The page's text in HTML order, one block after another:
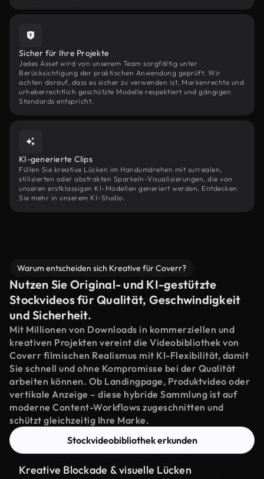
Sicher für Ihre Projekte
Jedes Asset wird von unserem Team sorgfältig unter
Berücksichtigung der praktischen Anwendung geprüft. Wir
achten darauf, dass es sicher zu verwenden ist, Markenrechte und
urheberrechtlich geschützte Modelle respektiert und gängigen
Standards entspricht.
KI-generierte Clips
Füllen Sie kreative Lücken im Handumdrehen mit surrealen,
stilisierten oder abstrakten Sparkeln-Visualisierungen, die von
unseren erstklassigen KI-Modellen generiert werden. Entdecken
Sie mehr in unserem KI-Studio.
Warum entscheiden sich Kreative für Coverr?
Nutzen Sie Original- und KI-gestützte
Stockvideos für Qualität, Geschwindigkeit
und Sicherheit.
Mit Millionen von Downloads in kommerziellen und
kreativen Projekten vereint die Videobibliothek von
Coverr filmischen Realismus mit KI-Flexibilität, damit
Sie schnell und ohne Kompromisse bei der Qualität
arbeiten können. Ob Landingpage, Produktvideo oder
vertikale Anzeige – diese hybride Sammlung ist auf
moderne Content-Workflows zugeschnitten und
schützt gleichzeitig Ihre Marke.
Stockvideobibliothek erkunden
Kreative Blockade & visuelle Lücken